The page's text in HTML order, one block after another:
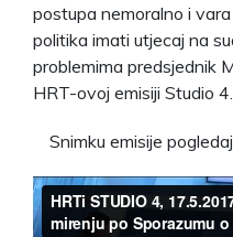
postupa nemoralno i
politika imati utjecaj na
problemima predsjednik
HRT-ovoj emisiji Studio 4.
Snimku emisije